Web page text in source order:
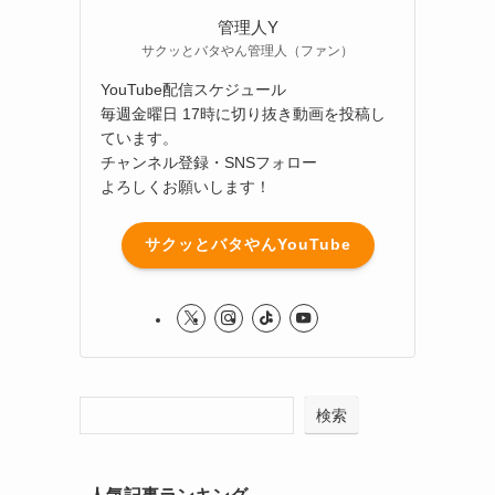
管理人Y
サクッとバタやん管理人（ファン）
YouTube配信スケジュール
毎週金曜日 17時に切り抜き動画を投稿し
ています。
チャンネル登録・SNSフォロー
よろしくお願いします！
サクッとバタやんYouTube
検索